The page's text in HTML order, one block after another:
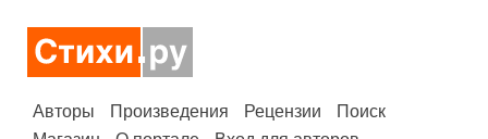
Авторы Произведения Рецензии
Поиск